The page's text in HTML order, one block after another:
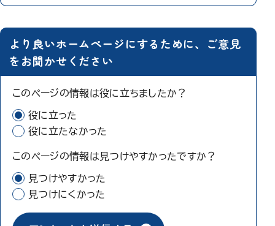
より良いホームページにするために、ご意見
をお聞かせください
このページの情報は役に立ちましたか？
役に立った
役に立たなかった
このページの情報は見つけやすかったですか？
見つけやすかった
見つけにくかった